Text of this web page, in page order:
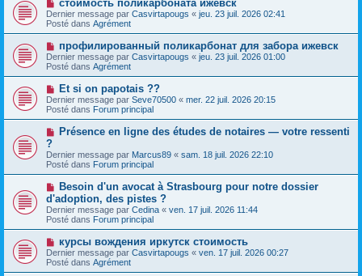
a
g
e
a
u
m
e
s
s
a
g
e
o
u
v
a
u
m
e
s
a
g
e
стоимость поликарбоната ижевск
Dernier message par Casvirtapougs « jeu. 23 juil. 2026 02:41
Posté dans Agrément
N
o
u
v
e
a
u
m
e
g
e
профилированный поликарбонат для забора ижевск
Dernier message par Casvirtapougs « jeu. 23 juil. 2026 01:00
Posté dans Agrément
N
o
u
v
e
a
m
e
s
s
a
g
e
Et si on papotais ??
Dernier message par Seve70500 « mer. 22 juil. 2026 20:15
Posté dans Forum principal
N
v
e
a
m
e
s
g
e
Présence en ligne des études de notaires — votre ressenti
?
Dernier message par Marcus89 « sam. 18 juil. 2026 22:10
Posté dans Forum principal
N
u
v
e
a
u
m
e
s
Besoin d'un avocat à Strasbourg pour notre dossier
d'adoption, des pistes ?
Dernier message par Cedina « ven. 17 juil. 2026 11:44
Posté dans Forum principal
N
o
u
v
курсы вождения иркутск стоимость
Dernier message par Casvirtapougs « ven. 17 juil. 2026 00:27
Posté dans Agrément